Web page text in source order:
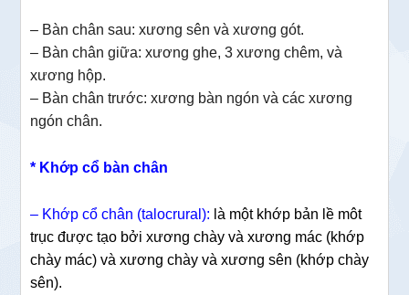
– Bàn chân sau: xương sên và xương gót.
– Bàn chân giữa: xương ghe, 3 xương chêm, và
xương hộp.
– Bàn chân trước: xương bàn ngón và các xương
ngón chân.
* Khớp cổ bàn chân
– Khớp cổ chân (talocrural): là một khớp bản lề môt
trục được tạo bởi xương chày và xương mác (khớp
chày mác) và xương chày và xương sên (khớp chày
sên).